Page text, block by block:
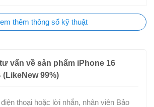
thêm thông số kỹ thuật
vấn về sản phẩm iPhone 16
(LikeNew 99%)
thoại hoặc lời nhắn, nhân viên Bảo